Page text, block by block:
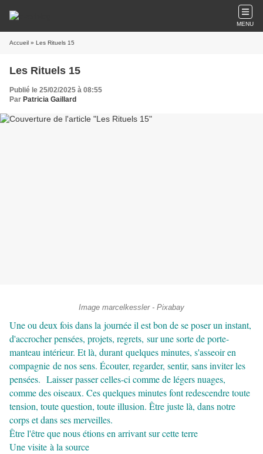
MENU
Accueil » Les Rituels 15
Les Rituels 15
Publié le 25/02/2025 à 08:55
Par Patricia Gaillard
Image marcelkessler - Pixabay
Une ou deux fois dans la journée il est bon de se poser un instant,
d'accrocher pensées, projets, regrets, sur une sorte de porte-
manteau intérieur. Et là, durant quelques minutes, s'asseoir en
compagnie de nos sens. Écouter, regarder, sentir, sans inviter les
pensées. Laisser passer celles-ci comme de légers nuages,
comme des oiseaux. Ces quelques minutes font redescendre toute
tension, toute question, toute illusion. Être juste là, dans notre
corps et dans ses merveilles.
Être l'être que nous étions en arrivant sur cette terre
Une visite à la source